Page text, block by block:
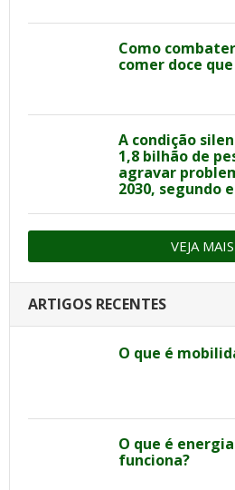
Como
comer doce
A condição
1,8 bilhão de
agravar
2030, segundo
VEJA MAIS
ARTIGOS RECENTES
O que é
O que é
funciona?